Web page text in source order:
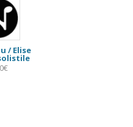
/ Elise